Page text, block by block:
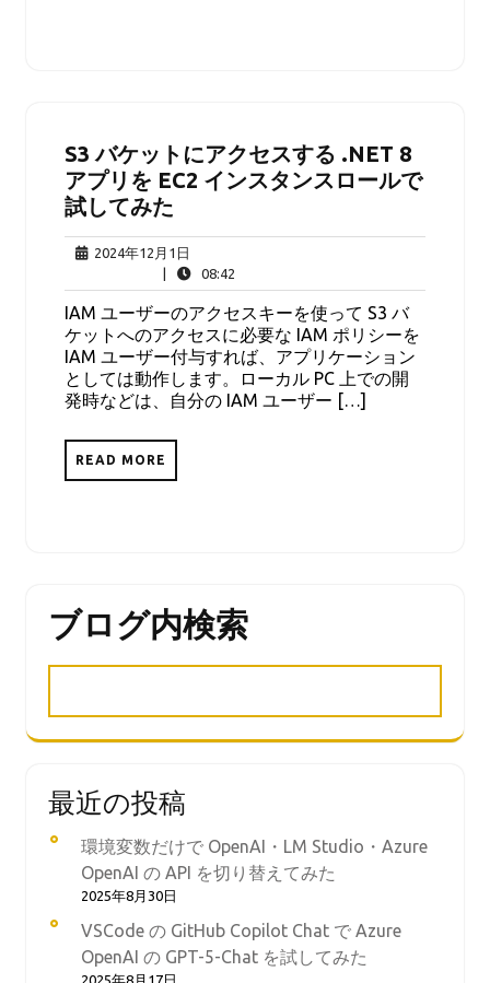
S3 バケットにアクセスする .NET 8
アプリを EC2 インスタンスロールで
試してみた
2024年12月1日
年
12
月
1
日
08:42
IAM ユーザーのアクセスキーを使って S3 バ
ケットへのアクセスに必要な IAM ポリシーを
IAM ユーザー付与すれば、アプリケーション
としては動作します。ローカル PC 上での開
発時などは、自分の IAM ユーザー […]
READ MORE
ブログ内検索
最近の投稿
環境変数だけで OpenAI・LM Studio・Azure
OpenAI の API を切り替えてみた
2025年8月30日
VSCode の GitHub Copilot Chat で Azure
OpenAI の GPT-5-Chat を試してみた
2025年8月17日